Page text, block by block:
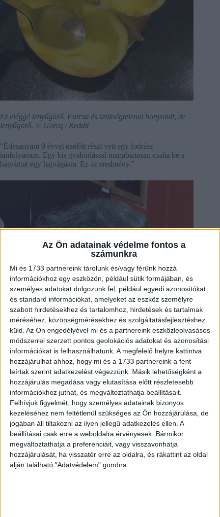
Az Ön adatainak védelme fontos a
számunkra
Mi és 1733 partnereink tárolunk és/vagy férünk hozzá
információkhoz egy eszközön, például sütik formájában, és
személyes adatokat dolgozunk fel, például egyedi azonosítókat
és standard információkat, amelyeket az eszköz személyre
szabott hirdetésekhez és tartalomhoz, hirdetések és tartalmak
méréséhez, közönségmérésekhez és szolgáltatásfejlesztéshez
küld. Az Ön engedélyével mi és a partnereink eszközleolvasásos
módszerrel szerzett pontos geolokációs adatokat és azonosítási
információkat is felhasználhatunk. A megfelelő helyre kattintva
hozzájárulhat ahhoz, hogy mi és a 1733 partnereink a fent
leírtak szerint adatkezelést végezzünk. Másik lehetőségként a
hozzájárulás megadása vagy elutasítása előtt részletesebb
információkhoz juthat, és megváltoztathatja beállításait.
Felhívjuk figyelmét, hogy személyes adatainak bizonyos
kezeléséhez nem feltétlenül szükséges az Ön hozzájárulása, de
jogában áll tiltakozni az ilyen jellegű adatkezelés ellen. A
beállításai csak erre a weboldalra érvényesek. Bármikor
megváltoztathatja a preferenciáit, vagy visszavonhatja
hozzájárulását, ha visszatér erre az oldalra, és rákattint az oldal
alján található "Adatvédelem" gombra.
Ez eléggé lenyűgöző. Furcsa és szükségtelenül bonyolult, de
lenyűgöző. © Gorcq / Reddit
“Édesanyám 9 évvel ezelőtt részt vett egy fodrász
tanfolyamon. Egy kis gyakorlással magabiztosan csalta be a
bátyámat egy hajvágásra. Ez az eredmény.”